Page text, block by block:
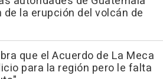
la erupción del volcán de
que el Acuerdo de La Meca
para la región pero le falta